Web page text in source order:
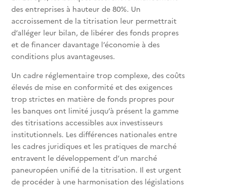
des entreprises à hauteur de 80%. Un
accroissement de la titrisation leur permettrait
d’alléger leur bilan, de libérer des fonds propres
et de financer davantage l’économie à des
conditions plus avantageuses.
Un cadre réglementaire trop complexe, des coûts
élevés de mise en conformité et des exigences
trop strictes en matière de fonds propres pour
les banques ont limité jusqu’à présent la gamme
des titrisations accessibles aux investisseurs
institutionnels. Les différences nationales entre
les cadres juridiques et les pratiques de marché
entravent le développement d’un marché
paneuropéen unifié de la titrisation. Il est urgent
de procéder à une harmonisation des législations